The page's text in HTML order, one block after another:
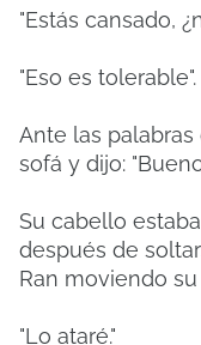
"Estás cansado,
"Eso es tolerable".
Ante las palabras
sofá y dijo:
Su cabello
después de
Ran moviendo
"Lo ataré."